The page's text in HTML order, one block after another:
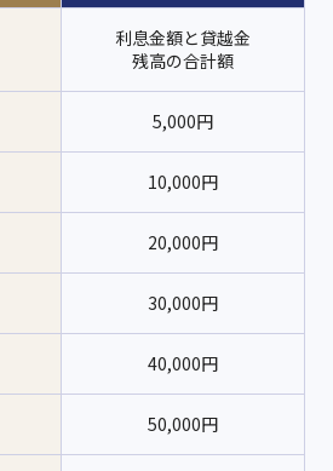
利息金額と貸越金
残高の合計額
5,000円
10,000円
20,000円
30,000円
40,000円
50,000円